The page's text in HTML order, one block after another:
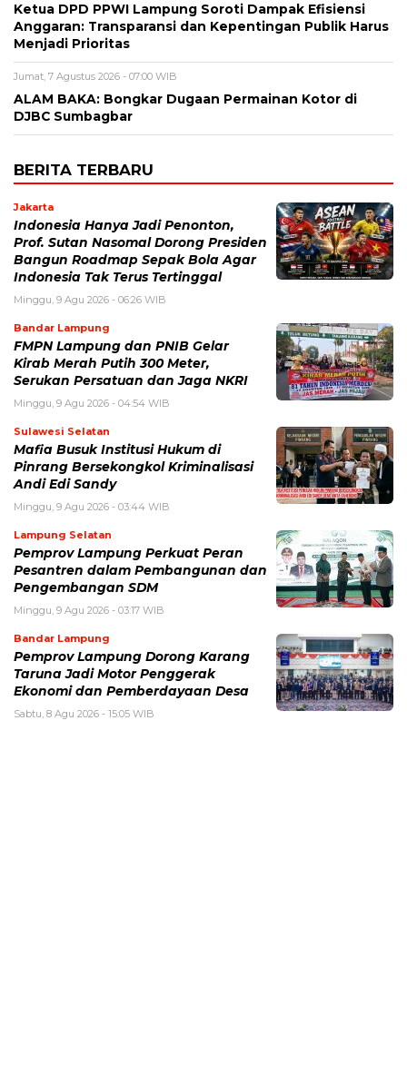
Ketua DPD PPWI Lampung Soroti Dampak Efisiensi
Anggaran: Transparansi dan Kepentingan Publik Harus
Menjadi Prioritas
Jumat, 7 Agustus 2026 - 07:00 WIB
ALAM BAKA: Bongkar Dugaan Permainan Kotor di
DJBC Sumbagbar
BERITA TERBARU
Jakarta
Indonesia Hanya Jadi Penonton,
Prof. Sutan Nasomal Dorong Presiden
Bangun Roadmap Sepak Bola Agar
Indonesia Tak Terus Tertinggal
Minggu, 9 Agu 2026 - 06:26 WIB
Bandar Lampung
FMPN Lampung dan PNIB Gelar
Kirab Merah Putih 300 Meter,
Serukan Persatuan dan Jaga NKRI
Minggu, 9 Agu 2026 - 04:54 WIB
Sulawesi Selatan
Mafia Busuk Institusi Hukum di
Pinrang Bersekongkol Kriminalisasi
Andi Edi Sandy
Minggu, 9 Agu 2026 - 03:44 WIB
Lampung Selatan
Pemprov Lampung Perkuat Peran
Pesantren dalam Pembangunan dan
Pengembangan SDM
Minggu, 9 Agu 2026 - 03:17 WIB
Bandar Lampung
Pemprov Lampung Dorong Karang
Taruna Jadi Motor Penggerak
Ekonomi dan Pemberdayaan Desa
Sabtu, 8 Agu 2026 - 15:05 WIB